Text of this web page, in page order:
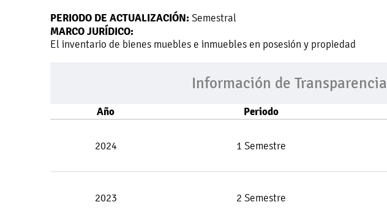
PERIODO DE ACTUALIZACIÓN: Semestral
MARCO JURÍDICO:
El inventario de bienes muebles e inmuebles en posesión y propiedad
Información de Transparencia
Año Periodo
2024 1 Semestre
2023 2 Semestre